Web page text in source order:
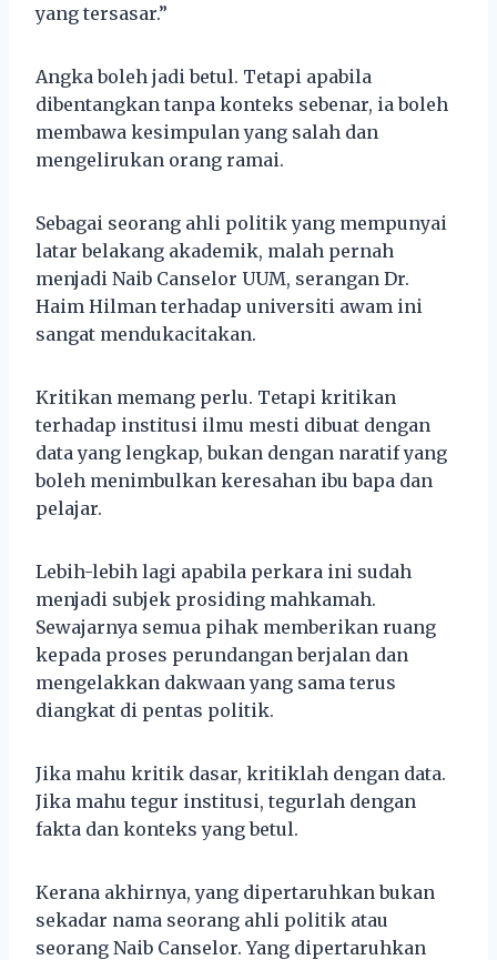
yang tersasar.”
Angka boleh jadi betul. Tetapi apabila
dibentangkan tanpa konteks sebenar, ia boleh
membawa kesimpulan yang salah dan
mengelirukan orang ramai.
Sebagai seorang ahli politik yang mempunyai
latar belakang akademik, malah pernah
menjadi Naib Canselor UUM, serangan Dr.
Haim Hilman terhadap universiti awam ini
sangat mendukacitakan.
Kritikan memang perlu. Tetapi kritikan
terhadap institusi ilmu mesti dibuat dengan
data yang lengkap, bukan dengan naratif yang
boleh menimbulkan keresahan ibu bapa dan
pelajar.
Lebih-lebih lagi apabila perkara ini sudah
menjadi subjek prosiding mahkamah.
Sewajarnya semua pihak memberikan ruang
kepada proses perundangan berjalan dan
mengelakkan dakwaan yang sama terus
diangkat di pentas politik.
Jika mahu kritik dasar, kritiklah dengan data.
Jika mahu tegur institusi, tegurlah dengan
fakta dan konteks yang betul.
Kerana akhirnya, yang dipertaruhkan bukan
sekadar nama seorang ahli politik atau
seorang Naib Canselor. Yang dipertaruhkan